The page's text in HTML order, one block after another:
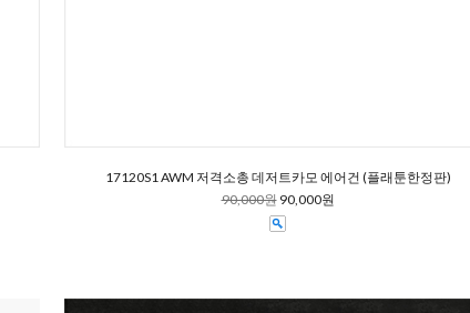
17120S1 AWM 저격소총 데저트카모 에어건 (플래툰한정판)
90,000원 90,000원